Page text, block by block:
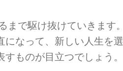
で駆け抜けていきます。
になって、新しい人生を選
ものが目立つでしょう。